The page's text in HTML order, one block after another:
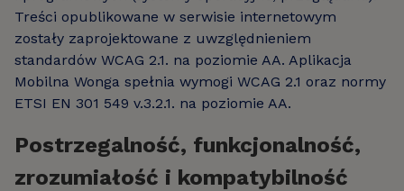
Treści opublikowane w serwisie internetowym
zostały zaprojektowane z uwzględnieniem
standardów WCAG 2.1. na poziomie AA. Aplikacja
Mobilna Wonga spełnia wymogi WCAG 2.1 oraz normy
ETSI EN 301 549 v.3.2.1. na poziomie AA.
Postrzegalność, funkcjonalność,
zrozumiałość i kompatybilność